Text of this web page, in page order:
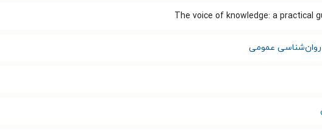
The voice of knowledge: a practical
روان‌شناسی عمومی